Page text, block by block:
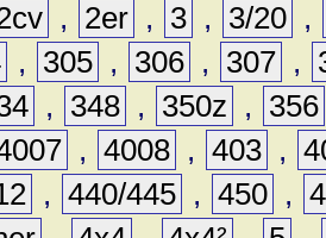
, 2er , 3 , 3/20 ,
, 305 , 306 , 307 ,
, 348 , 350z ,
356
, 4008 , 403 ,
, 440/445 , 450 ,